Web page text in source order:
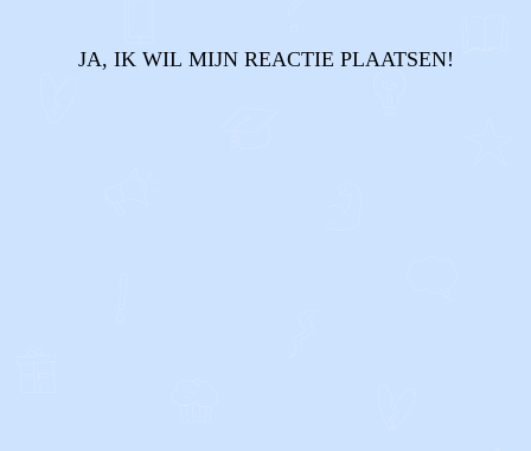
JA, IK WIL MIJN REACTIE PLAATSEN!